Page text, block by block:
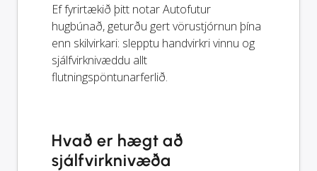
Ef fyrirtækið þitt notar Autofutur
hugbúnað, geturðu gert vörustjórnun þína
enn skilvirkari: slepptu handvirkri vinnu og
sjálfvirknivæddu allt
flutningspöntunarferlið.
Hvað er hægt að
sjálfvirknivæða